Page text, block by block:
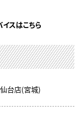
スはこちら
仙台店(宮城)